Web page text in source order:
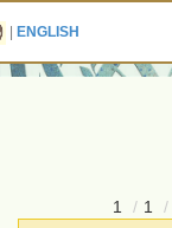
ENGLISH
|
1
1